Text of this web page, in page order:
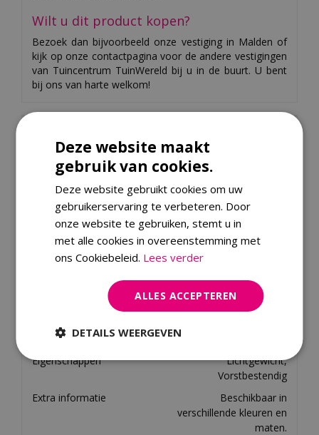
Wilt u dit product kopen?
Bezoek dan bijvoorbeeld onze vestiging in Malden of
kijk op onze contactpagina voor de andere vestigingen
van Tuincentrum TuinWereld bij u in de buurt. U bent
bij ons van harte welkom!
EAN code
Soort
Buitenpotterie
Plantenbak
Donkergrijs
Materiaal
Eigenschappen
Lichtgewicht,
Vorstbestendig
Extra informatie
Beschikbaar in
verschillende kleuren en
maten.
Deze website maakt
gebruik van cookies.
Deze website gebruikt cookies om uw
gebruikerservaring te verbeteren. Door
onze website te gebruiken, stemt u in
met alle cookies in overeenstemming met
ons Cookiebeleid. Lees verder
ALLES ACCEPTEREN
DETAILS WEERGEVEN